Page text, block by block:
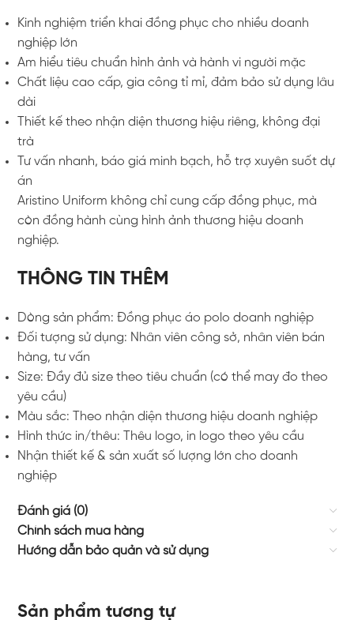
Kinh nghiệm triển khai đồng phục cho nhiều doanh
nghiệp lớn
Am hiểu tiêu chuẩn hình ảnh và hành vi người mặc
Chất liệu cao cấp, gia công tỉ mỉ, đảm bảo sử dụng lâu
dài
Thiết kế theo nhận diện thương hiệu riêng, không đại
trà
Tư vấn nhanh, báo giá minh bạch, hỗ trợ xuyên suốt dự
án
Aristino Uniform không chỉ cung cấp đồng phục, mà
còn đồng hành cùng hình ảnh thương hiệu doanh
nghiệp.
THÔNG TIN THÊM
Dòng sản phẩm: Đồng phục áo polo doanh nghiệp
Đối tượng sử dụng: Nhân viên công sở, nhân viên bán
hàng, tư vấn
Size: Đầy đủ size theo tiêu chuẩn (có thể may đo theo
yêu cầu)
Màu sắc: Theo nhận diện thương hiệu doanh nghiệp
Hình thức in/thêu: Thêu logo, in logo theo yêu cầu
Nhận thiết kế & sản xuất số lượng lớn cho doanh
nghiệp
Đánh giá (0)
Chính sách mua hàng
Hướng dẫn bảo quản và sử dụng
Sản phẩm tương tự